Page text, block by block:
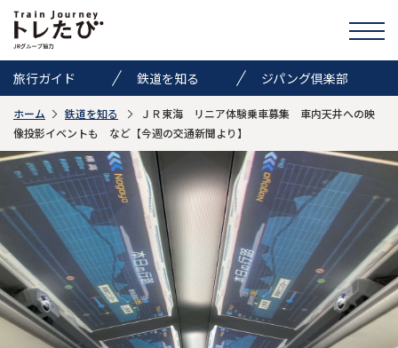
旅行ガイド 鉄道を知る ジパング倶楽部
きっぷ情報 ニュース イベント
検索
トレたびのススメ
お気に入り
お問い合わせ Global
ホーム 鉄道を知る
ＪＲ東海 リニア体験乗車募集 車内天井への映
像投影イベントも など【今週の交通新聞より】